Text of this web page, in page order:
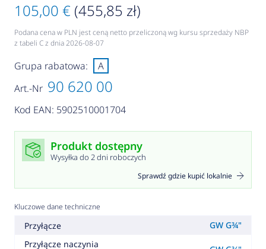
105,00 € (455,85 zł)
Podana cena w PLN jest ceną netto przeliczoną wg kursu sprzedaży NBP
z tabeli C z dnia 2026-08-07
Art.-Nr 90 620 00
Kod EAN: 5902510001704
Grupa rabatowa: A
Produkt dostępny
Wysyłka do 2 dni roboczych
Sprawdź gdzie kupić lokalnie
Kluczowe dane techniczne
Przyłącze
GW G¾"
Przyłącze naczynia